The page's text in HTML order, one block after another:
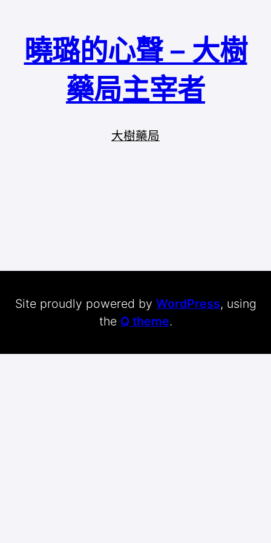
曉璐的心聲 – 大樹
藥局主宰者
大樹藥局
Site proudly powered by WordPress, using
the Q theme.